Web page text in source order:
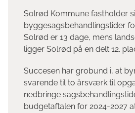
Solrød Kommune fastholder
byggesagsbehandlingstider
Solrød er 13 dage, mens
ligger Solrød på en delt 12.
Succesen har grobund i, at
svarende til to årsværk til
nedbringe
budgetaftalen for 2024-2027